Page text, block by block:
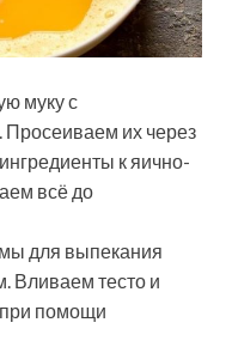
муку с
Просеиваем их через
к яично-
всё до
для выпекания
Вливаем тесто и
при помощи